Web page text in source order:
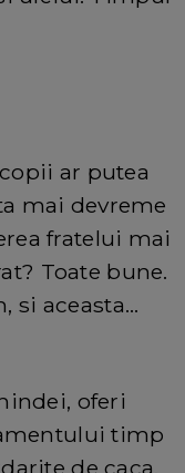
ar putea
mai devreme
fratelui mai
Toate bune.
si aceasta...
oferi
timp